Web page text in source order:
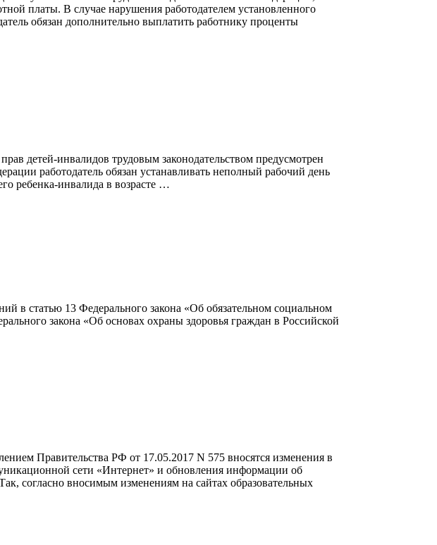
платы. В случае нарушения работодателем установленного
обязан дополнительно выплатить работнику проценты
детей-инвалидов трудовым законодательством предусмотрен
работодатель обязан устанавливать неполный рабочий день
ребенка-инвалида в возрасте …
статью 13 Федерального закона «Об обязательном социальном
закона «Об основах охраны здоровья граждан в Российской
Правительства РФ от 17.05.2017 N 575 вносятся изменения в
сети «Интернет» и обновления информации об
согласно вносимым изменениям на сайтах образовательных